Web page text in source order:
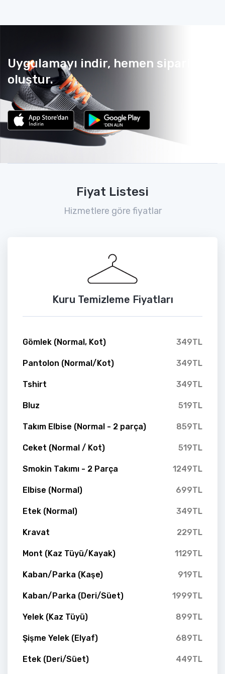
Uygulamayı indir, hemen sipariş
oluştur.
Fiyat Listesi
Hizmetlere göre fiyatlar
Kuru Temizleme Fiyatları
Gömlek (Normal, Kot) 349TL
Pantolon (Normal/Kot) 349TL
Tshirt 349TL
Bluz 519TL
Takım Elbise (Normal - 2 parça) 859TL
Ceket (Normal / Kot) 519TL
Smokin Takımı - 2 Parça 1249TL
Elbise (Normal) 699TL
Etek (Normal) 349TL
Kravat 229TL
Mont (Kaz Tüyü/Kayak) 1129TL
Kaban/Parka (Kaşe) 919TL
Kaban/Parka (Deri/Süet) 1999TL
Yelek (Kaz Tüyü) 899TL
Şişme Yelek (Elyaf) 689TL
Etek (Deri/Süet) 449TL